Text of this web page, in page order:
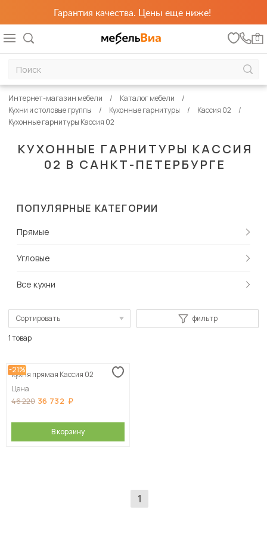
Гарантия качества. Цены еще ниже!
0
КУХОННЫЕ ГАРНИТУРЫ КАССИЯ
02 В САНКТ-ПЕТЕРБУРГЕ
Интернет-магазин мебели
Каталог мебели
Кухни и столовые группы
Кухонные гарнитуры
Кассия 02
Кухонные гарнитуры Кассия 02
ПОПУЛЯРНЫЕ КАТЕГОРИИ
Прямые
Угловые
Все кухни
Сортировать
Сначала дорогие
фильтр
1 товар
-21%
Кухня прямая Кассия 02
Цена
46 220 36 732
В корзину
1